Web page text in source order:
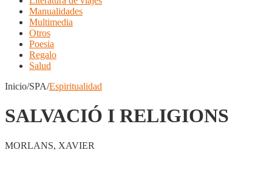
Manualidades
Multimedia
Otros
Poesia
Regalo
Salud
Inicio/SPA/Espiritualidad
SALVACIÓ I RELIGIONS
MORLANS, XAVIER